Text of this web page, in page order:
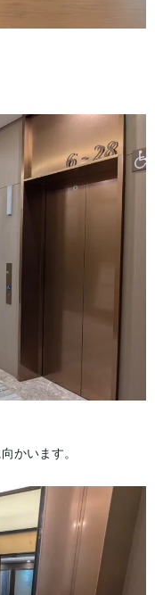
かいます。